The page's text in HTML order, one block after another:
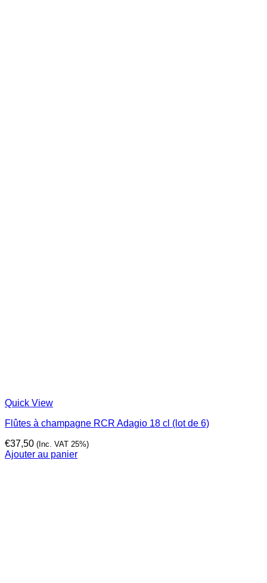
Quick View
Flûtes à champagne RCR Adagio 18 cl (lot de 6)
€37,50 (Inc. VAT 25%)
Ajouter au panier